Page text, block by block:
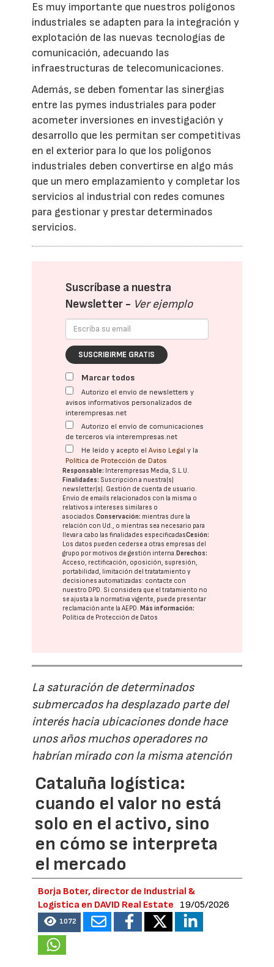
Es muy importante que nuestros polígonos
industriales se adapten para la integración y
explotación de las nuevas tecnologías de
comunicación, adecuando las
infraestructuras de telecomunicaciones.
Además, se deben fomentar las sinergias
entre las pymes industriales para poder
acometer inversiones en investigación y
desarrollo que les permitan ser competitivas
en el exterior para lo que los polígonos
industriales deben convertirse en algo más
que un mero emplazamiento y completar los
servicios al industrial con redes comunes
para gestionar y prestar determinados
servicios.
Suscríbase a nuestra
Newsletter - Ver ejemplo
SUSCRIBIRME GRATIS
Marcar todos
Autorizo el envío de newsletters y
avisos informativos personalizados de
interempresas.net
Autorizo el envío de comunicaciones
de terceros vía interempresas.net
He leído y acepto elAviso Legal y la
Política de Protección de Datos
Responsable: Interempresas Media, S.L.U.
Finalidades: Suscripción a nuestra(s)
newsletter(s). Gestión de cuenta de usuario.
Envío de emails relacionados con la misma o
relativos a intereses similares o
asociados.Conservación: mientras dure la
relación con Ud., o mientras sea necesario para
llevar a cabo las finalidades especificadasCesión:
Los datos pueden cederse a otras empresas del
grupo por motivos de gestión interna.Derechos:
Acceso, rectificación, oposición, supresión,
portabilidad, limitación del tratatamiento y
decisiones automatizadas: contacte con
nuestro DPD. Si considera que el tratamiento no
se ajusta a la normativa vigente, puede presentar
reclamación ante laAEPD.Más información:
Política de Protección de Datos
La saturación de determinados
submercados ha desplazado parte del
interés hacia ubicaciones donde hace
unos años muchos operadores no
habrían mirado con la misma atención
Cataluña logística:
cuando el valor no está
solo en el activo, sino
en cómo se interpreta
el mercado
Borja Boter, director de Industrial &
Logística en DAVID Real Estate
19/05/2026
1072